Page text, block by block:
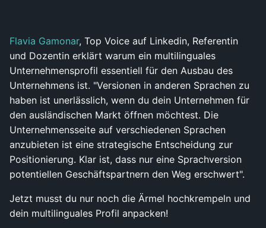
Flavia Gamonar, Top Voice auf Linkedin, Referentin
und Dozentin erklärt warum ein multilinguales
Unternehmensprofil essentiell für den Ausbau des
Unternehmens ist. "Versionen in anderen Sprachen zu
haben ist unerlässlich, wenn du dein Unternehmen für
den ausländischen Markt öffnen möchtest. Die
Unternehmensseite auf verschiedenen Sprachen
anzubieten ist eine strategische Entscheidung zur
Positionierung. Klar ist, dass nur eine Sprachversion
potentiellen Geschäftspartnern den Weg erschwert".
Jetzt musst du nur noch die Ärmel hochkrempeln und
dein multilinguales Profil anpacken!